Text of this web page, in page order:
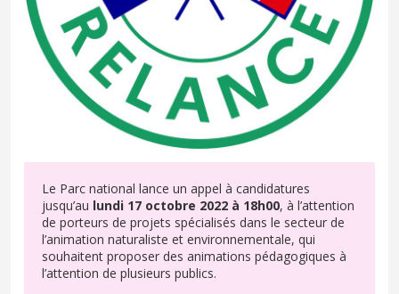
Le Parc national lance un appel à candidatures
jusqu’au lundi 17 octobre 2022 à 18h00, à l’attention
de porteurs de projets spécialisés dans le secteur de
l’animation naturaliste et environnementale, qui
souhaitent proposer des animations pédagogiques à
l’attention de plusieurs publics.